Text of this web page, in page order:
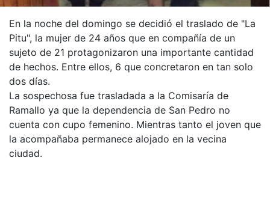
En la noche del domingo se decidió el traslado de "La
Pitu", la mujer de 24 años que en compañía de un
sujeto de 21 protagonizaron una importante cantidad
de hechos. Entre ellos, 6 que concretaron en tan solo
dos días.
La sospechosa fue trasladada a la Comisaría de
Ramallo ya que la dependencia de San Pedro no
cuenta con cupo femenino. Mientras tanto el joven que
la acompañaba permanece alojado en la vecina
ciudad.